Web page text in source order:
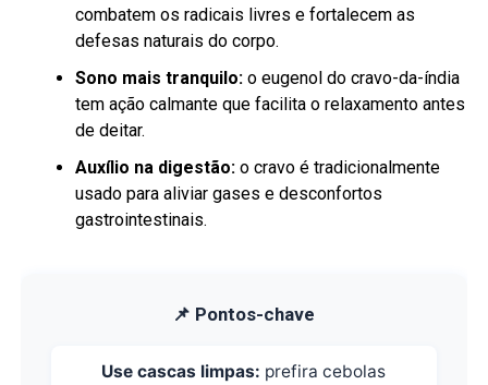
combatem os radicais livres e fortalecem as
defesas naturais do corpo.
Sono mais tranquilo:o eugenol do cravo-da-índia
tem ação calmante que facilita o relaxamento antes
de deitar.
Auxílio na digestão:o cravo é tradicionalmente
usado para aliviar gases e desconfortos
gastrointestinais.
📌 Pontos-chave
Use cascas limpas: prefira cebolas